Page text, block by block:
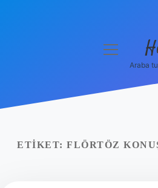
Yasal Uyarı
menüyü
Araba
ETIKET: FLÖRTÖZ